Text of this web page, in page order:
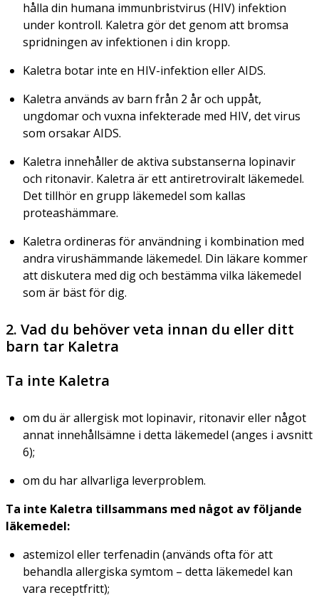
hålla din humana immunbristvirus (HIV) infektion
under kontroll. Kaletra gör det genom att bromsa
spridningen av infektionen i din kropp.
Kaletra botar inte en HIV-infektion eller AIDS.
Kaletra används av barn från 2 år och uppåt,
ungdomar och vuxna infekterade med HIV, det virus
som orsakar AIDS.
Kaletra innehåller de aktiva substanserna lopinavir
och ritonavir. Kaletra är ett antiretroviralt läkemedel.
Det tillhör en grupp läkemedel som kallas
proteashämmare.
Kaletra ordineras för användning i kombination med
andra virushämmande läkemedel. Din läkare kommer
att diskutera med dig och bestämma vilka läkemedel
som är bäst för dig.
2. Vad du behöver veta innan du eller ditt
barn tar Kaletra
Ta inte Kaletra
om du är allergisk mot lopinavir, ritonavir eller något
annat innehållsämne i detta läkemedel (anges i avsnitt
6);
om du har allvarliga leverproblem.
Ta inte Kaletra tillsammans med något av följande
läkemedel:
astemizol eller terfenadin (används ofta för att
behandla allergiska symtom – detta läkemedel kan
vara receptfritt);